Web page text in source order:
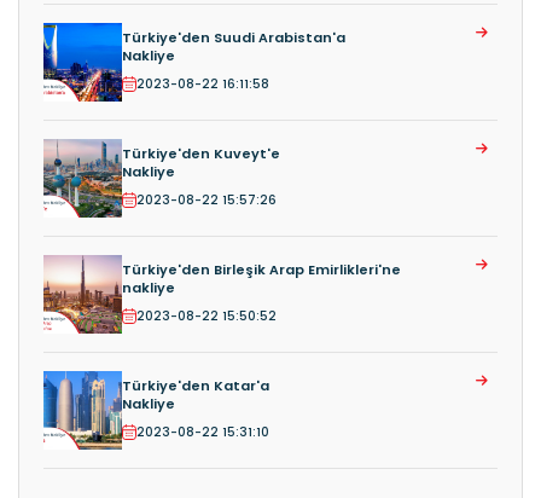
Türkiye'den Suudi Arabistan'a
Nakliye
2023-08-22 16:11:58
Türkiye'den Kuveyt'e
Nakliye
2023-08-22 15:57:26
Türkiye'den Birleşik Arap Emirlikleri'ne
nakliye
2023-08-22 15:50:52
Türkiye'den Katar'a
Nakliye
2023-08-22 15:31:10